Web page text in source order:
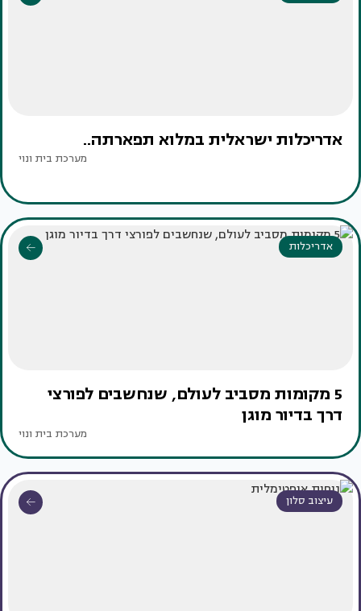
אדריכלות ישראלית במלוא תפארתה..
מערכת בית ונוי
אדריכלות
5 מקומות מסביב לעולם, שנחשבים לפורצי
דרך בדיור מוגן
מערכת בית ונוי
עיצוב סלון